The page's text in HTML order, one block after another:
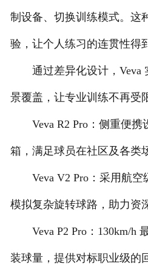
制设备、切换训练模式。这
验，让个人练习的连贯性得
通过差异化设计，Veva
景覆盖，让专业训练不再受
Veva R2 Pro：侧重便携
箱，满足球员在社区及各类
Veva V2 Pro：采用航空
模拟复杂旋转球路，助力资
Veva P2 Pro：130km/h
装球量，提供对标职业级的